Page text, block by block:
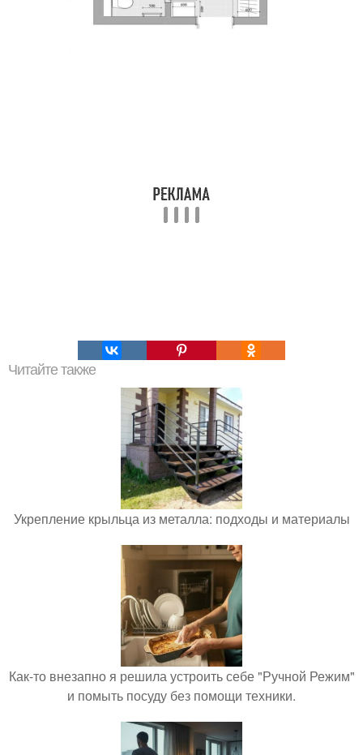
Читайте также
Укрепление крыльца из металла: подходы и материалы
Как-то внезапно я решила устроить себе "Ручной Режим"
и помыть посуду без помощи техники.